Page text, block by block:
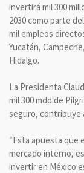
invertirá mil 300
2030 como parte
mil empleos
Yucatán,
Hidalgo.
La Presidenta
mil 300 mdd de
seguro, contribuye
“Esta apuesta que
mercado interno,
invertir en México